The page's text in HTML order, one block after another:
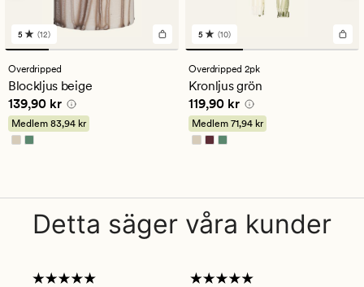
12
omdömen
med
ett
genomsnittligt
betyg
på
5
5 (12)
Overdripped
Blockljus beige
Pris 139,90 kr
139,90 kr
Medlem 83,94 kr
10
omdömen
med
ett
genomsnittligt
betyg
på
5
5 (10)
Overdripped 2pk
Kronljus grön
Pris 119,90 kr
119,90 kr
Medlem 71,94 kr
Detta säger våra kunder